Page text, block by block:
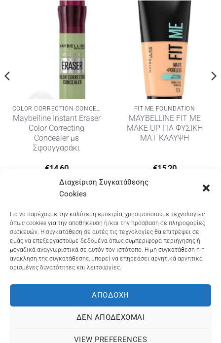
Διαχείριση Συγκατάθεσης
Cookies
Για να παρέχουμε την καλύτερη εμπειρία, χρησιμοποιούμε τεχνολογίες
όπως cookies για την αποθήκευση ή/και την πρόσβαση σε πληροφορίες
συσκευών. Η συγκατάθεση σε αυτές τις τεχνολογίες θα επιτρέψει σε
εμάς να επεξεργαστούμε δεδομένα όπως συμπεριφορά περιήγησης ή
μοναδικά αναγνωριστικά σε αυτόν τον ιστότοπο. Η μη συγκατάθεση ή η
ανάκληση της συγκατάθεσης, μπορεί να επηρεάσει αρνητικά αρνητικά
ορισμένες δυνατότητες και λειτουργίες.
ΑΠΟΔΟΧΉ
ΔΕΝ ΑΠΟΔΈΧΟΜΑΙ
VIEW PREFERENCES
COLOR CORRECTION CONCEALER
Maybelline Instant Eraser
Color Correcting
Concealer με
Σφουγγαράκι
€14,60
FIT ME FOUNDATION
MAYBELLINE FIT ME
MAKE UP ΓΙΑ ΦΥΣΙΚΗ
ΜΑΤ ΚΑΛΥΨΗ
€15,20
Dioni Hair Care, Ζυμβρακάκηδων 33, τηλ 28210
91906
Dioni Hair Spa, Κ. Σφακιανάκη 5, τηλ 28210 94712
On
Delivery
ΤΡΟΠΟΙ ΠΛΗΡΩΜΗΣ
ΠΟΛΙΤΙΚΉ ΕΠΙΣΤΡΟΦΏΝ
ΠΟΛΙΤΙΚΉ ΑΠΟΡΡΉΤΟΥ – COOKIES (ΕΕ)